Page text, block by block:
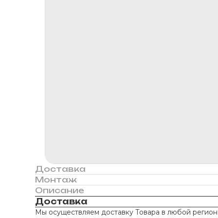
Доставка
Монтаж
Описание
Доставка
Мы осуществляем доставку Товара в любой